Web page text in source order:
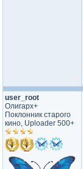
user_root
Олигарх+
Поклонник старого
кино, Uploader 500+